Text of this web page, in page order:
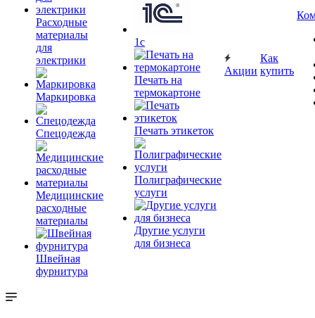
Расходные
материалы
для
электрики
Маркировка
Спецодежда
Медицинские
расходные
материалы
Швейная
фурнитура
1c
Печать на
термокартоне
Печать этикеток
Полиграфические
услуги
Другие услуги
для бизнеса
Акции
Как
купить